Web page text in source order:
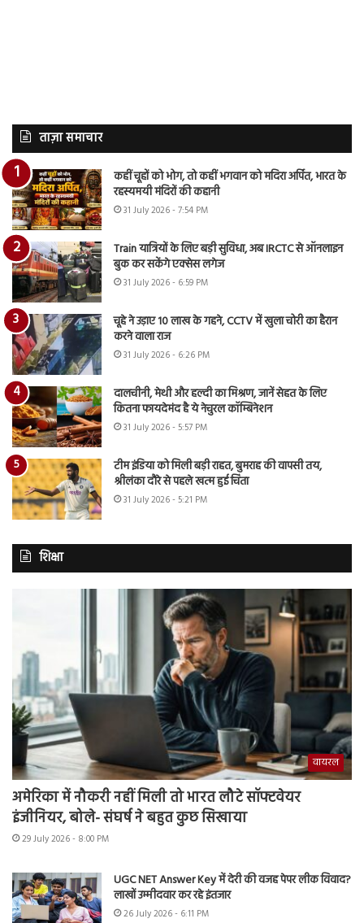
ताज़ा समाचार
कहीं चूहों को भोग, तो कहीं भगवान को मदिरा अर्पित, भारत के
रहस्यमयी मंदिरों की कहानी
31 July 2026 - 7:54 PM
Train यात्रियों के लिए बड़ी सुविधा, अब IRCTC से ऑनलाइन
बुक कर सकेंगे एक्सेस लगेज
31 July 2026 - 6:59 PM
चूहे ने उड़ाए 10 लाख के गहने, CCTV में खुला चोरी का हैरान
करने वाला राज
31 July 2026 - 6:26 PM
दालचीनी, मेथी और हल्दी का मिश्रण, जानें सेहत के लिए
कितना फायदेमंद है ये नेचुरल कॉम्बिनेशन
31 July 2026 - 5:57 PM
टीम इंडिया को मिली बड़ी राहत, बुमराह की वापसी तय,
श्रीलंका दौरे से पहले खत्म हुई चिंता
31 July 2026 - 5:21 PM
शिक्षा
वायरल
अमेरिका में नौकरी नहीं मिली तो भारत लौटे सॉफ्टवेयर
इंजीनियर, बोले- संघर्ष ने बहुत कुछ सिखाया
29 July 2026 - 8:00 PM
UGC NET Answer Key में देरी की वजह पेपर लीक विवाद?
लाखों उम्मीदवार कर रहे इंतजार
26 July 2026 - 6:11 PM